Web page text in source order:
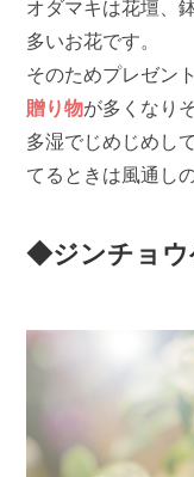
オダマキは花壇、
多いお花です。
そのためプレゼン
贈り物が多くなり
多湿でじめじめし
てるときは風通し
◆ジンチョウ